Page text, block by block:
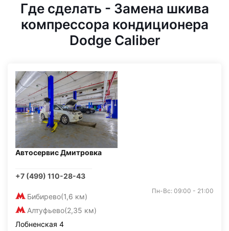
Где сделать - Замена шкива
компрессора кондиционера
Dodge Caliber
Автосервис Дмитровка
+7 (499) 110-28-43
Бибирево(1,6 км)
Алтуфьево(2,35 км)
Пн-Вс: 09:00 - 21:00
Лобненская 4